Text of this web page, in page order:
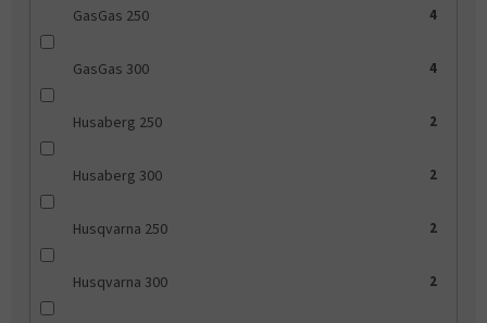
GasGas 250 4
GasGas 300 4
Husaberg 250 2
Husaberg 300 2
Husqvarna 250 2
Husqvarna 300 2